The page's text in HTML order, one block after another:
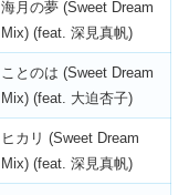
海月の夢 (Sweet Dream
Mix) (feat. 深見真帆)
ことのは (Sweet Dream
Mix) (feat. 大迫杏子)
ヒカリ (Sweet Dream
Mix) (feat. 深見真帆)